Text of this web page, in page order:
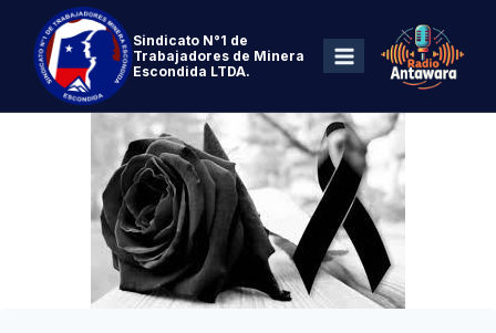
Sindicato N°1 de
Trabajadores de Minera
Escondida LTDA.